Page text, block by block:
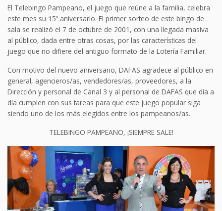
El Telebingo Pampeano, el juego que reúne a la familia, celebra
este mes su 15º aniversario. El primer sorteo de este bingo de
sala se realizó el 7 de octubre de 2001, con una llegada masiva
al público, dada entre otras cosas, por las características del
juego que no difiere del antiguo formato de la Lotería Familiar.
Con motivo del nuevo aniversario, DAFAS agradece al público en
general, agencieros/as, vendedores/as, proveedores, a la
Dirección y personal de Canal 3 y al personal de DAFAS que día a
día cumplen con sus tareas para que este juego popular siga
siendo uno de los más elegidos entre los pampeanos/as.
TELEBINGO PAMPEANO, ¡SIEMPRE SALE!